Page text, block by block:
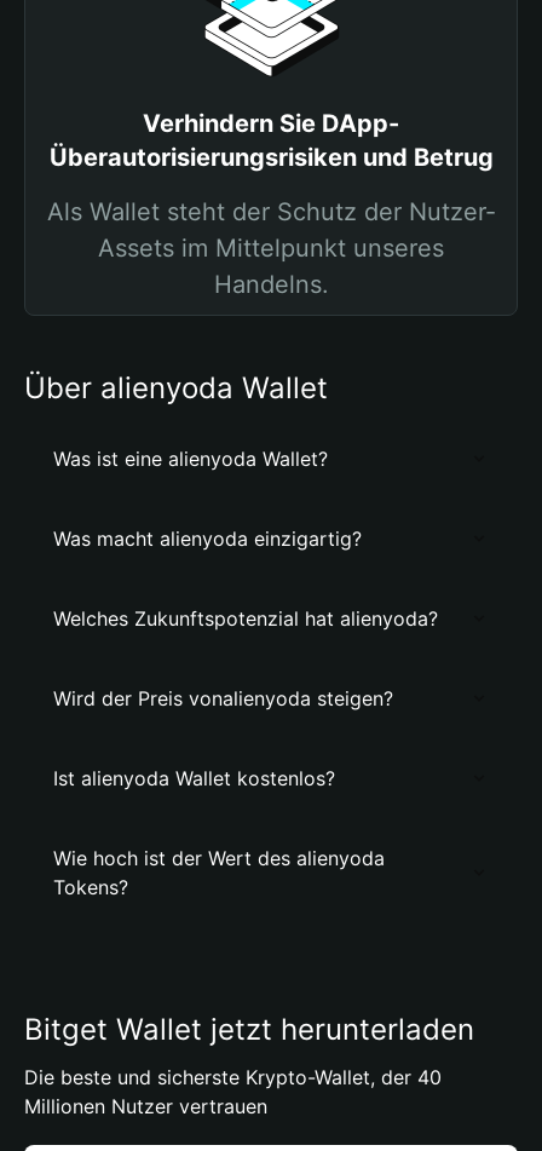
Verhindern Sie DApp-
Überautorisierungsrisiken und Betrug
Als Wallet steht der Schutz der Nutzer-
Assets im Mittelpunkt unseres
Handelns.
Über alienyoda Wallet
Was ist eine alienyoda Wallet?
Was macht alienyoda einzigartig?
Welches Zukunftspotenzial hat alienyoda?
Wird der Preis vonalienyoda steigen?
Ist alienyoda Wallet kostenlos?
Wie hoch ist der Wert des alienyoda
Tokens?
Bitget Wallet jetzt herunterladen
Die beste und sicherste Krypto-Wallet, der 40
Millionen Nutzer vertrauen